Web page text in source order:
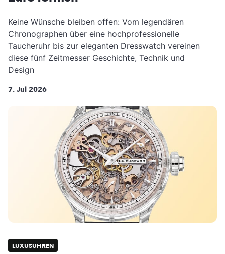
Keine Wünsche bleiben offen: Vom legendären
Chronographen über eine hochprofessionelle
Taucheruhr bis zur eleganten Dresswatch vereinen
diese fünf Zeitmesser Geschichte, Technik und
Design
7. Jul 2026
LUXUSUHREN